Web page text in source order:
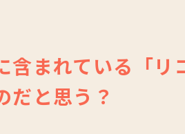
まれている「リ
だと思う？